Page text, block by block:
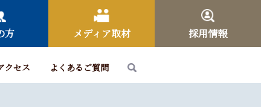
方 メディア取材 採用情報
クセス よくあるご質問